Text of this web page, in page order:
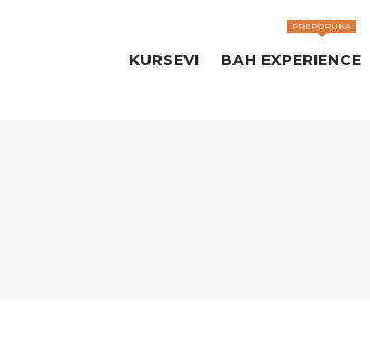
KURSEVI BAH EXPERIENCE
PREPORUKA